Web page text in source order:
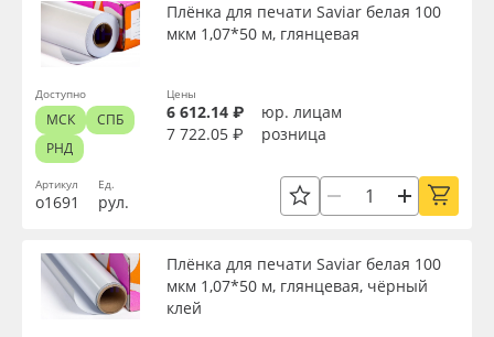
Артикул
о1691
Плёнка для печати Saviar белая 100
мкм 1,07*50 м, глянцевая
Ед.
рул.
Цены
6 612.14 ₽
юр. лицам
7 722.05 ₽
розница
Доступно
МСК
СПБ
РНД
Плёнка для печати Saviar белая 100
мкм 1,07*50 м, глянцевая, чёрный
клей